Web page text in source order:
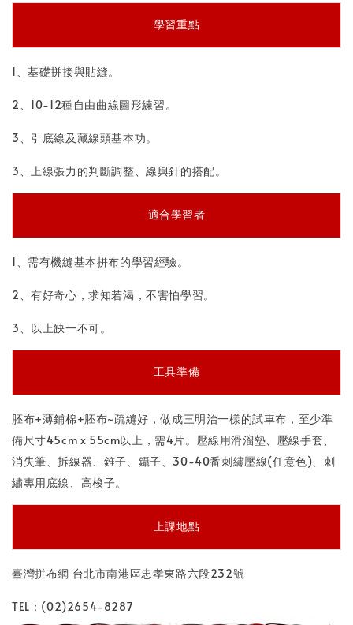
學習重點
1、基礎拼接與貼縫。
2、10-12種自由曲線圖形練習。
3、引底線及藏線頭基本功。
3、上線張力的判斷調整、線與針的搭配。
適合學習者
1、需有機縫基本拼布的學習經驗。
2、有好奇心，求知若渴，不害怕學習。
3、以上缺一不可。
工具準備
胚布+薄鋪棉+胚布~疏縫好，做成三明治一樣的試車布，至少準
備尺寸45cm x 55cm以上，需4片。壓線用滑溜墊、壓線手套、
消失筆、拆線器、錐子、鑷子、30-40番刺繡壓線(任意色)、刺
繡專用底線、高梭子。
上課地點
臺灣拼布網 台北市南港區忠孝東路六段232號
TEL：(02)2654-8287